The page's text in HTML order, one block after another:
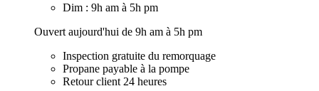
Dim : 9h am à 5h pm
Ouvert aujourd'hui de 9h am à 5h pm
Inspection gratuite du remorquage
Propane payable à la pompe
Retour client 24 heures